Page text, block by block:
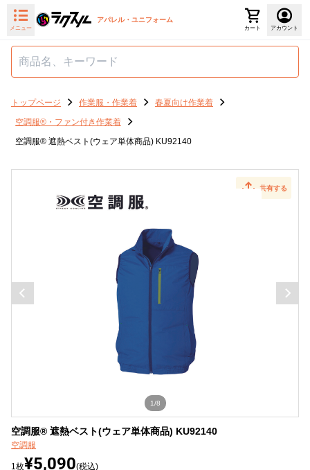
メニュー
アパレル・ユニフォーム
カート アカウント
トップページ 作業服・作業着
春夏向け作業着
空調服®・ファン付き作業着
空調服® 遮熱ベスト(ウェア単体商品) KU92140
共有する
1/8
空調服® 遮熱ベスト(ウェア単体商品) KU92140
空調服
1枚¥5,090(税込)